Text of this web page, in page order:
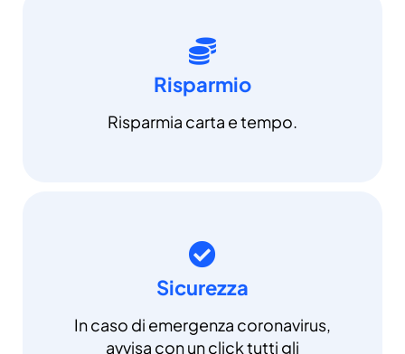
Risparmio
Risparmia carta e tempo.
Sicurezza
In caso di emergenza coronavirus,
avvisa con un click tutti gli